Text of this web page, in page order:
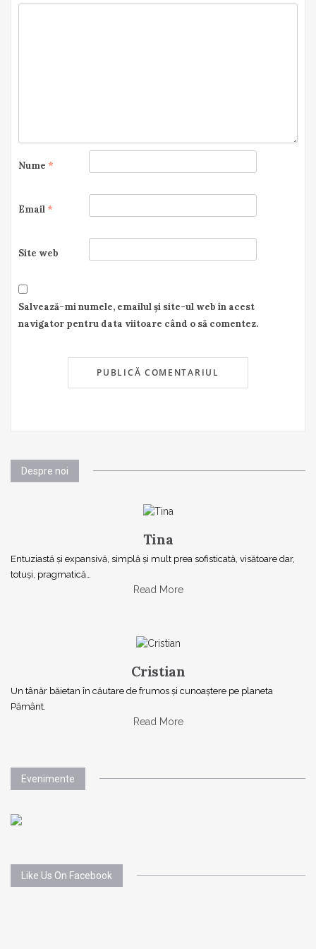
Nume *
Email *
Site web
Salvează-mi numele, emailul și site-ul web în acest
navigator pentru data viitoare când o să comentez.
Despre noi
Tina
Entuziastă şi expansivă, simplă şi mult prea sofisticată, visătoare dar,
totuşi, pragmatică…
Read More
Cristian
Un tânăr băietan în căutare de frumos și cunoaștere pe planeta
Pământ.
Read More
Evenimente
Like Us On Facebook